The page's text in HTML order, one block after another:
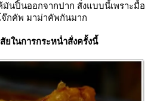
นปิ้นออกจากปาก สั่งแบบนี้เพราะมื้อ
จ๊กคัพ มาม่าคัพกันมาก
ในการกระหน่ำสั่งครั้งนี้